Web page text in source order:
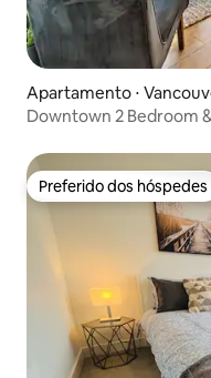
Apartamento ⋅
Downtown 2 Bedroom
Preferido dos hóspedes
Preferido dos hóspedes